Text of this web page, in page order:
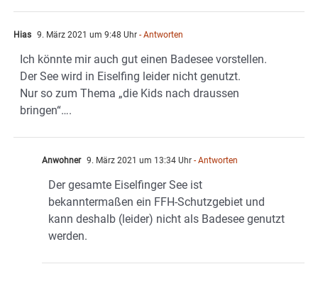
Hias 9. März 2021 um 9:48 Uhr - Antworten
Ich könnte mir auch gut einen Badesee vorstellen.
Der See wird in Eiselfing leider nicht genutzt.
Nur so zum Thema „die Kids nach draussen
bringen“….
Anwohner 9. März 2021 um 13:34 Uhr - Antworten
Der gesamte Eiselfinger See ist
bekanntermaßen ein FFH-Schutzgebiet und
kann deshalb (leider) nicht als Badesee genutzt
werden.